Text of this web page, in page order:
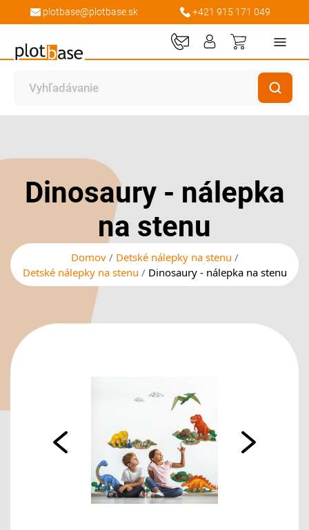
plotbase@plotbase.sk +421 915 171 049
Môj košík
galérie
obrázkov
Dinosaury - nálepka
na stenu
Domov
Detské nálepky na stenu
Detské nálepky na stenu
Dinosaury - nálepka na stenu
galérie
obrázkov